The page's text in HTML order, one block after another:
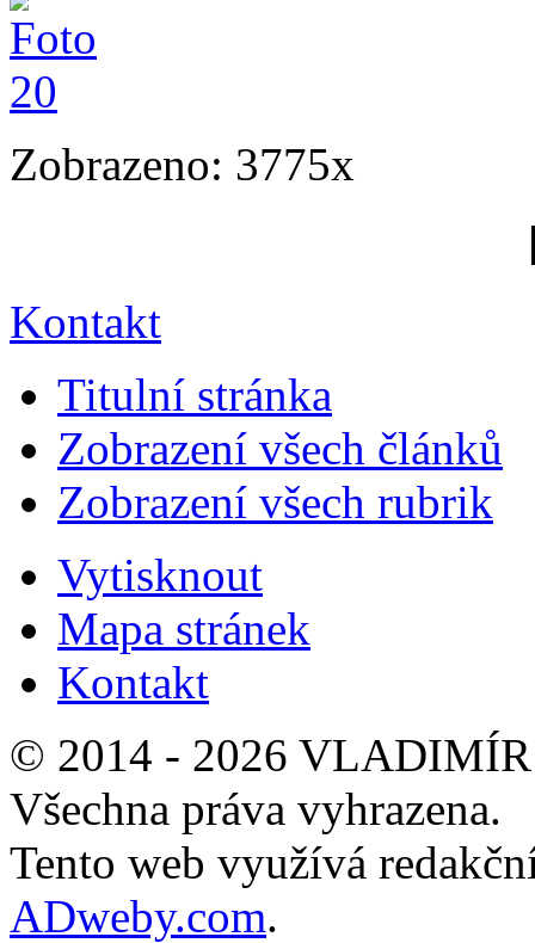
Zobrazeno: 3775x
Kontakt
Titulní stránka
Zobrazení všech článků
Zobrazení všech rubrik
Vytisknout
Mapa stránek
Kontakt
© 2014 - 2026
Všechna práva vyhrazena.
Tento web využívá
ADweby.com.